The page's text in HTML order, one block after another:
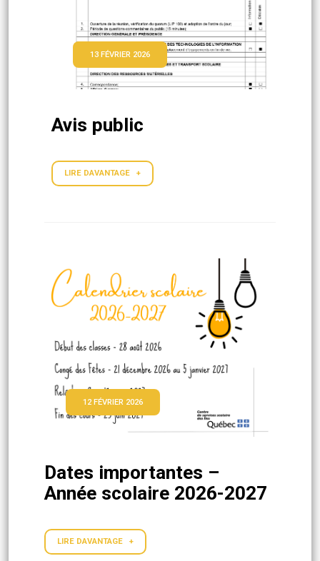
13 FÉVRIER 2026
Avis public
LIRE DAVANTAGE +
12 FÉVRIER 2026
Dates importantes –
Année scolaire 2026-2027
LIRE DAVANTAGE +